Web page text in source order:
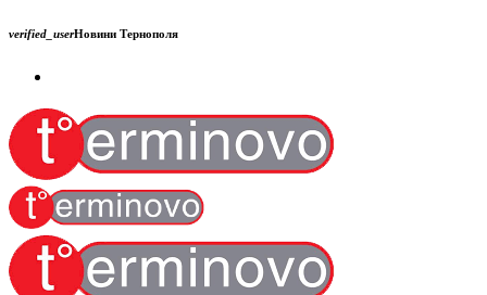
verified_userНовини Тернополя